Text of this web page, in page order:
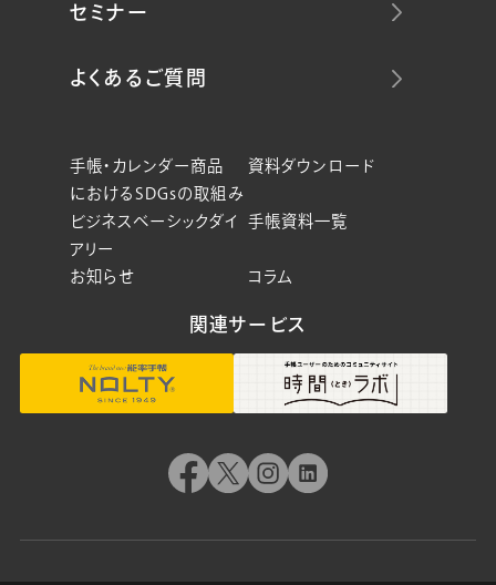
セミナー
よくあるご質問
手帳・カレンダー商品
におけるSDGsの取組み
資料ダウンロード
ビジネスベーシックダイ
アリー
手帳資料一覧
お知らせ コラム
関連サービス